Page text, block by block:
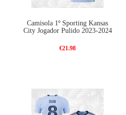
Camisola 1º Sporting Kansas
City Jogador Pulido 2023-2024
€21.98